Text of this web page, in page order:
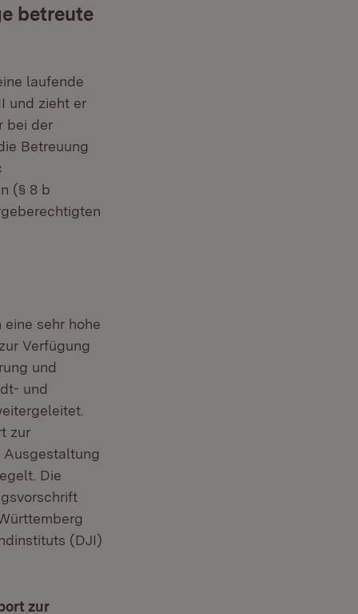
betreute
laufende
und zieht er
bei der
Betreuung
(§ 8 b
sehr hohe
Verfügung
und
und
zur
Die
(DJI)
zur